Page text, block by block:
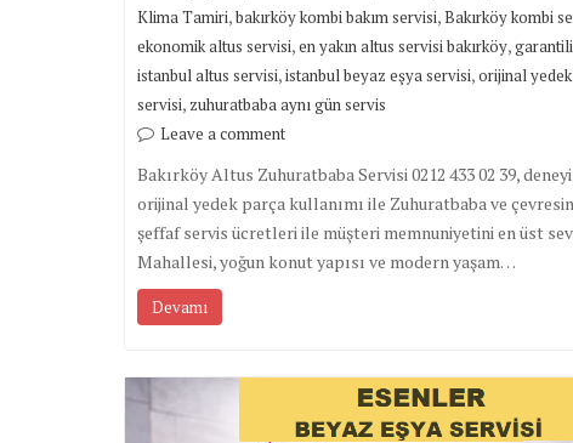
Klima Tamiri,bakırköy kombi bakım servisi,Bakırköy kombi
ekonomik altus servisi,en yakın altus servisi bakırköy,
istanbul altus servisi,istanbul beyaz eşya servisi,orijinal
servisi, zuhuratbaba aynı gün servis
Leave a comment
Bakırköy Altus Zuhuratbaba Servisi 0212 433 02 39,
orijinal yedek parça kullanımı ile Zuhuratbaba ve
şeffaf servis ücretleri ile müşteri memnuniyetini en üst
Mahallesi, yoğun konut yapısı ve modern yaşam…
Devamı